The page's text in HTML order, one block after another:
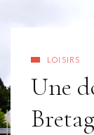
LOISIRS
Une